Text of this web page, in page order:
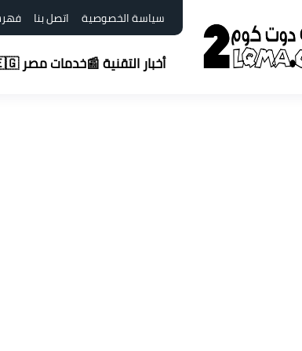
سياسة الخصوصية اتصل بنا
أخبار التقنية 📰خدمات مصر 🇪🇬